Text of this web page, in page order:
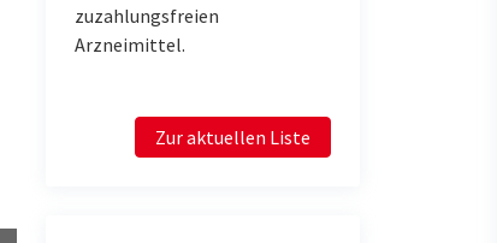
zuzahlungsfreien
Arzneimittel.
Zur aktuellen Liste